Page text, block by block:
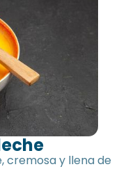
cremosa y llena de